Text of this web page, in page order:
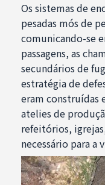
Os sistemas de
pesadas mós de
comunicando-se
passagens, as
secundários de
estratégia de
eram construídas
atelies de
refeitórios,
necessário para a